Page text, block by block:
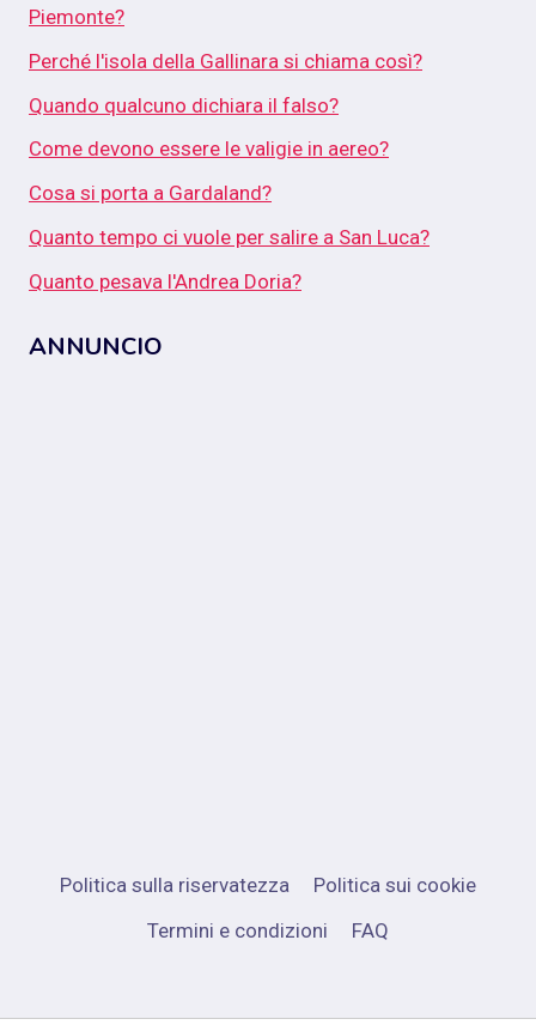
Piemonte?
Perché l'isola della Gallinara si chiama così?
Quando qualcuno dichiara il falso?
Come devono essere le valigie in aereo?
Cosa si porta a Gardaland?
Quanto tempo ci vuole per salire a San Luca?
Quanto pesava l'Andrea Doria?
ANNUNCIO
Politica sulla riservatezza
Politica sui cookie
Termini e condizioni
FAQ